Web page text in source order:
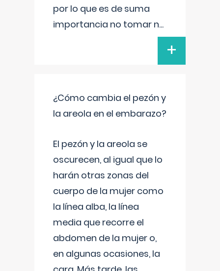
por lo que es de suma
importancia no tomar n...
+
¿Cómo cambia el pezón y
la areola en el embarazo?
El pezón y la areola se
oscurecen, al igual que lo
harán otras zonas del
cuerpo de la mujer como
la línea alba, la línea
media que recorre el
abdomen de la mujer o,
en algunas ocasiones, la